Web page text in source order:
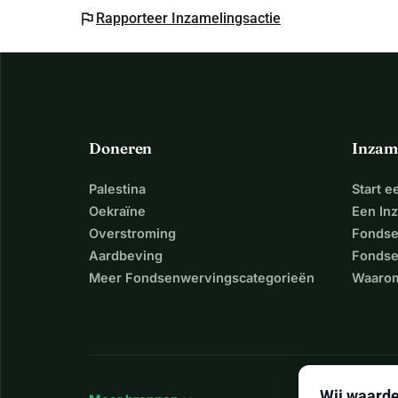
flag Rapporteer Inzamelingsactie
Doneren
Palestina
Oekraïne
Overstroming
Aardbeving
Meer Fondsenwervingscategorieën
Start
Een